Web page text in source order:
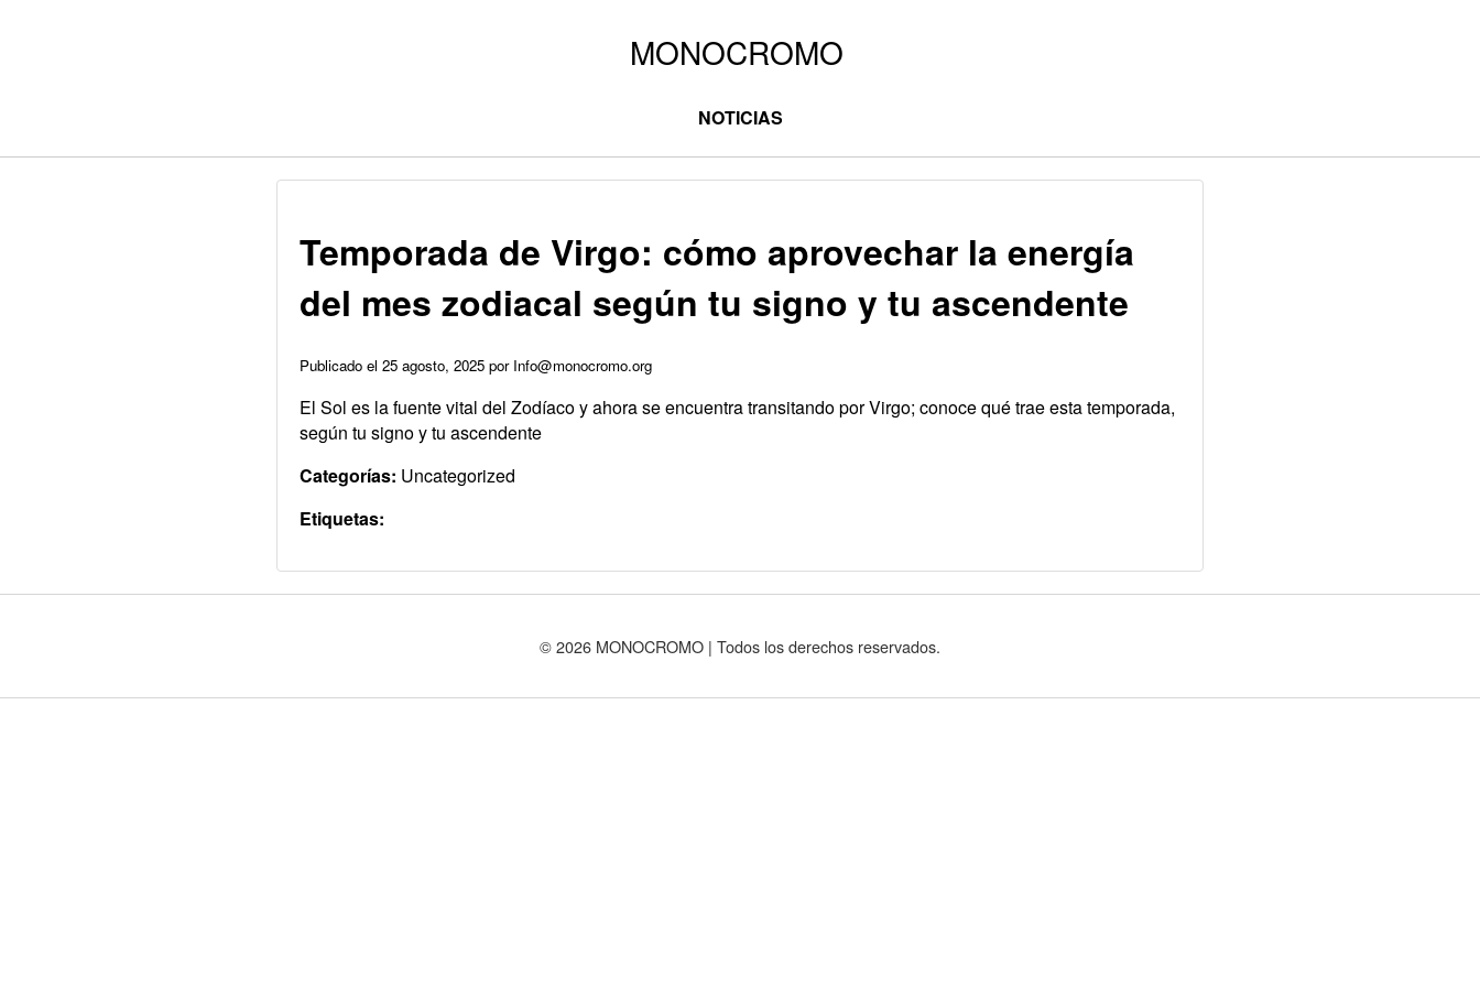
NOTICIAS
Temporada de Virgo: cómo aprovechar la energía
del mes zodiacal según tu signo y tu ascendente
Publicado el 25 agosto, 2025 por Info@monocromo.org
El Sol es la fuente vital del Zodíaco y ahora se encuentra transitando por Virgo; conoce qué trae esta temporada,
según tu signo y tu ascendente
Categorías: Uncategorized
Etiquetas:
© 2026 MONOCROMO | Todos los derechos reservados.